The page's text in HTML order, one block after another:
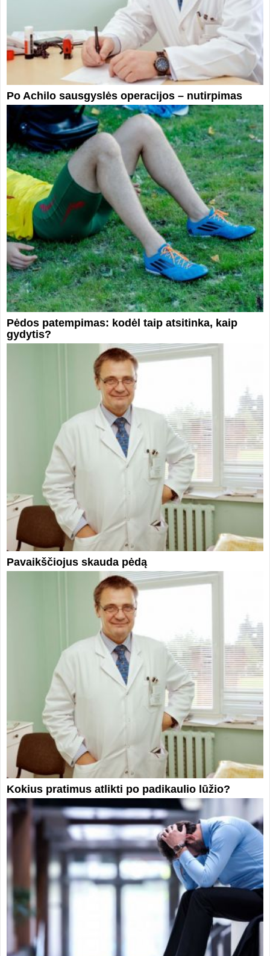
Po Achilo sausgyslės operacijos – nutirpimas
Pėdos patempimas: kodėl taip atsitinka, kaip
gydytis?
Pavaikščiojus skauda pėdą
Kokius pratimus atlikti po padikaulio lūžio?